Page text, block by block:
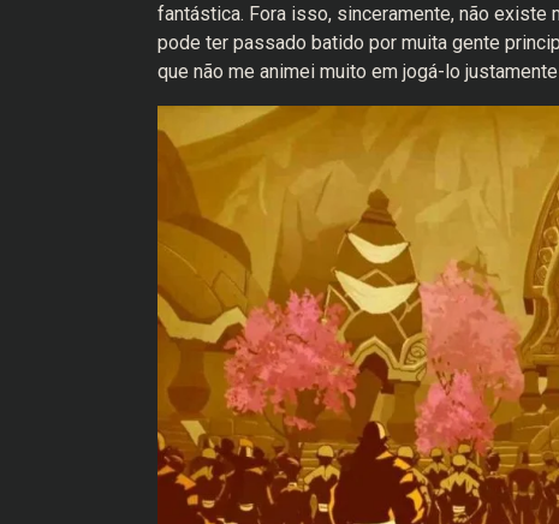
fantástica. Fora isso, sinceramente, não existe
pode ter passado batido por muita gente
que não me animei muito em jogá-lo